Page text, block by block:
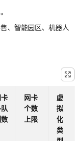
。
、智能园区、机器人
网卡
个数
上限
虚
拟
化
类